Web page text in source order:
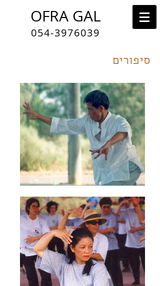
OFRA GAL
054-3976039
סיפורים